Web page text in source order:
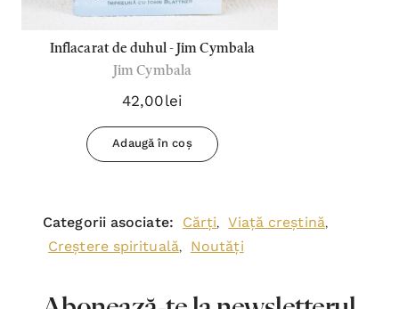
Inflacarat de duhul - Jim Cymbala
Jim Cymbala
42,00lei
Adaugă în coș
Categorii asociate: Cărți, Viață creștină,
Creștere spirituală, Noutăți